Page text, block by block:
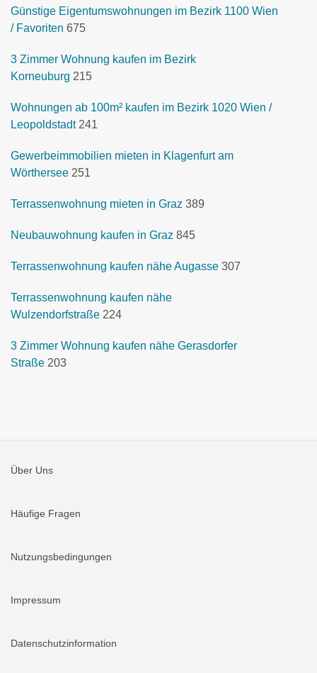
Günstige Eigentumswohnungen im Bezirk 1100 Wien
/ Favoriten 675
3 Zimmer Wohnung kaufen im Bezirk
Korneuburg 215
Wohnungen ab 100m² kaufen im Bezirk 1020 Wien /
Leopoldstadt 241
Gewerbeimmobilien mieten in Klagenfurt am
Wörthersee 251
Terrassenwohnung mieten in Graz 389
Neubauwohnung kaufen in Graz 845
Terrassenwohnung kaufen nähe Augasse 307
Terrassenwohnung kaufen nähe
Wulzendorfstraße 224
3 Zimmer Wohnung kaufen nähe Gerasdorfer
Straße 203
Über Uns
Häufige Fragen
Nutzungsbedingungen
Impressum
Datenschutzinformation